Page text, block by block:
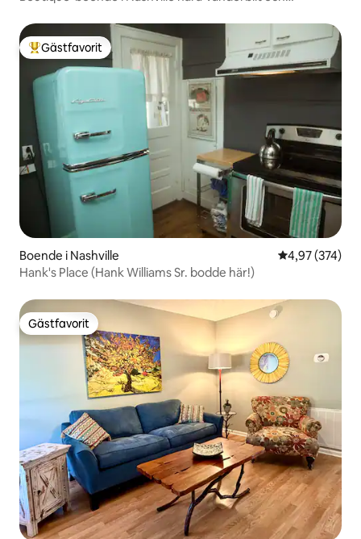
Populär gästfavorit
Gästfavorit
Boende i Nashville 4,97 av 5 i
4,97 (374)
Hank's Place (Hank Williams Sr. bodde här!)
Gästfavorit
Gästfavorit